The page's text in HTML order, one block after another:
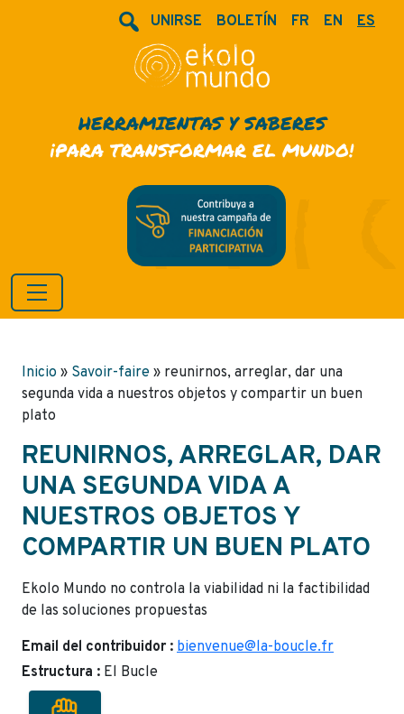
UNIRSE BOLETÍN FR EN ES
HERRAMIENTAS Y SABERES
¡PARA TRANSFORMAR EL MUNDO!
Inicio » Savoir-faire » reunirnos, arreglar, dar una
segunda vida a nuestros objetos y compartir un buen
plato
REUNIRNOS, ARREGLAR, DAR
UNA SEGUNDA VIDA A
NUESTROS OBJETOS Y
COMPARTIR UN BUEN PLATO
Ekolo Mundo no controla la viabilidad ni la factibilidad
de las soluciones propuestas
Email del contribuidor : bienvenue@la-boucle.fr
Estructura : El Bucle